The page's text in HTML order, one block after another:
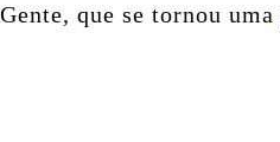
que se tornou uma